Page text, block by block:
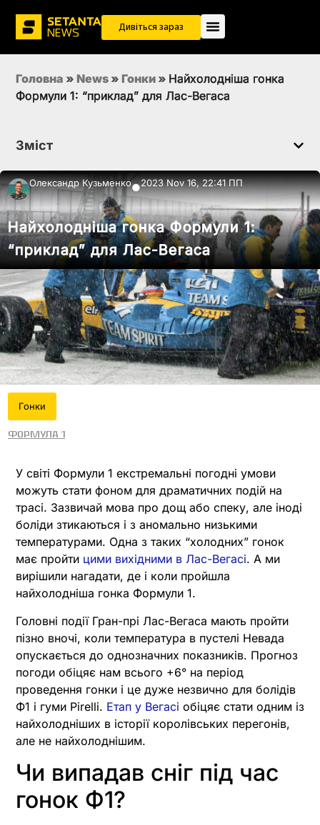
Дивіться зараз
Головна » News » Гонки » Найхолодніша гонка
Формули 1: “приклад” для Лас-Вегаса
Зміст
Олександр Кузьменко●2023 Nov 16, 22:41 ПП
Найхолодніша гонка Формули 1:
“приклад” для Лас-Вегаса
Гонки
Формула 1
У світі Формули 1 екстремальні погодні умови
можуть стати фоном для драматичних подій на
трасі. Зазвичай мова про дощ або спеку, але іноді
боліди зтикаються і з аномально низькими
температурами. Одна з таких “холодних” гонок
має пройти цими вихідними в Лас-Вегасі. А ми
вирішили нагадати, де і коли пройшла
найхолодніша гонка Формули 1.
Головні події Гран-прі Лас-Вегаса мають пройти
пізно вночі, коли температура в пустелі Невада
опускається до однозначних показників. Прогноз
погоди обіцяє нам всього +6° на період
проведення гонки і це дуже незвично для болідів
Ф1 і гуми Pirelli. Етап у Вегасі обіцяє стати одним із
найхолодніших в історії королівських перегонів,
але не найхолоднішим.
Чи випадав сніг під час
гонок Ф1?